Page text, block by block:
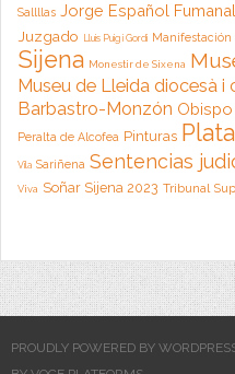
Sallllas Jorge Español Fumanal
Juzgado Lluis Puig i Gordi Manifestación
Sijena Monestir de Sixena
Museu de Lleida diocesà i
Barbastro-Monzón
Peralta de Alcofea Pinturas
Vila Sariñena Sentencias
Viva Soñar Sijena 2023 Tribunal
PROUDLY POWERED BY